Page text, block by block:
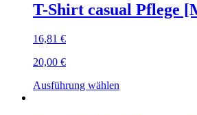
T-Shirt casual Pflege
16,81 €
20,00 €
Ausführung wählen